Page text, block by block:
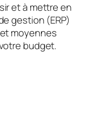
et à mettre en
gestion (ERP)
moyennes
budget.